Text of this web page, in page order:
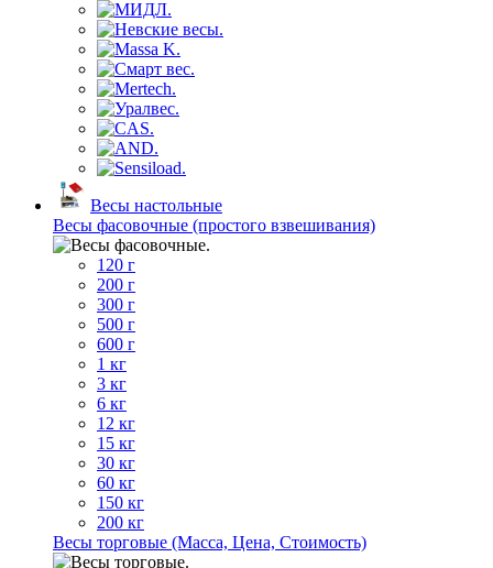
Весы настольные
Весы фасовочные (простого взвешивания)
120 г
200 г
300 г
500 г
600 г
1 кг
3 кг
6 кг
12 кг
15 кг
30 кг
60 кг
150 кг
200 кг
Весы торговые (Масса, Цена, Стоимость)